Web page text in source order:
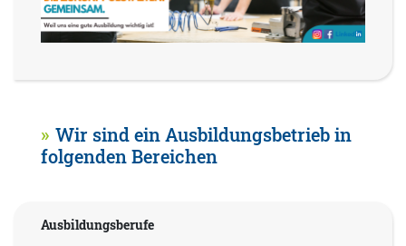
Wir sind ein Ausbildungsbetrieb in
folgenden Bereichen
Ausbildungsberufe